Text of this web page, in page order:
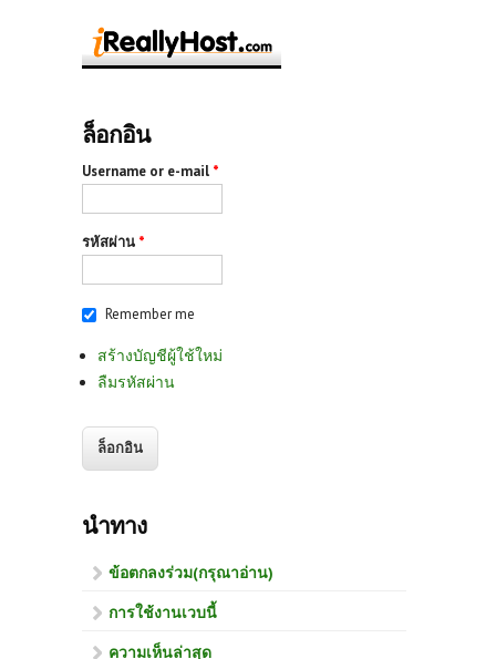
ล็อกอิน
Username or e-mail *
รหัสผ่าน *
Remember me
สร้างบัญชีผู้ใช้ใหม่
ลืมรหัสผ่าน
นำทาง
ข้อตกลงร่วม(กรุณาอ่าน)
การใช้งานเวบนี้
ความเห็นล่าสุด